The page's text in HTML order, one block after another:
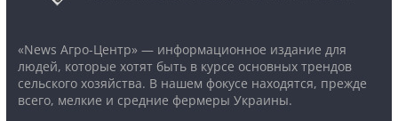
«News Агро-Центр» — информационное издание для
людей, которые хотят быть в курсе основных трендов
сельского хозяйства. В нашем фокусе находятся, прежде
всего, мелкие и средние фермеры Украины.